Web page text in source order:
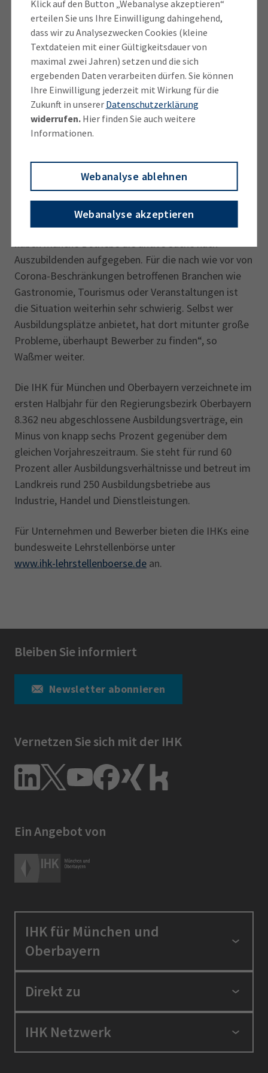
Klick auf den Button „Webanalyse akzeptieren“
erteilen Sie uns Ihre Einwilligung dahingehend,
dass wir zu Analysezwecken Cookies (kleine
Textdateien mit einer Gültigkeitsdauer von
maximal zwei Jahren) setzen und die sich
ergebenden Daten verarbeiten dürfen. Sie können
Ihre Einwilligung jederzeit mit Wirkung für die
Zukunft in unserer Datenschutzerklärung
widerrufen.Hier finden Sie auch weitere
Informationen.
Webanalyse ablehnen
Webanalyse akzeptieren
Schulabgänger auch eine Ausbildung antritt.“
Die Zahl der Bewerber um die freien
Ausbildungsplätze ist allerdings im Vergleich zu 2020
mit über 29 Prozent stark eingebrochen, so die Daten
der Arbeitsagentur. Bei der Anzahl der angebotenen
Lehrstellen verbuchte sie ein Minus von über acht
Prozent. Die Angaben beziehen sich dabei auf alle
Bereiche des Ausbildungsstellenmarkts, der neben
Dienstleistungen) auch das Handwerk, die freien
Berufe und den öffentlichen Dienst umfasst.
„Nachdem im vergangenen Ausbildungsjahr
unzählige Lehrstellen unbesetzt geblieben sind,
haben manche Betriebe die aktive Suche nach
Auszubildenden aufgegeben. Für die nach wie vor von
Corona-Beschränkungen betroffenen Branchen wie
Gastronomie, Tourismus oder Veranstaltungen ist
die Situation weiterhin sehr schwierig. Selbst wer
Ausbildungsplätze anbietet, hat dort mitunter große
Probleme, überhaupt Bewerber zu finden“, so
Waßmer weiter.
Die IHK für München und Oberbayern verzeichnete im
ersten Halbjahr für den Regierungsbezirk Oberbayern
8.362 neu abgeschlossene Ausbildungsverträge, ein
Minus von knapp sechs Prozent gegenüber dem
gleichen Vorjahreszeitraum. Sie steht für rund 60
Prozent aller Ausbildungsverhältnisse und betreut im
Landkreis rund 250 Ausbildungsbetriebe aus
Industrie, Handel und Dienstleistungen.
Für Unternehmen und Bewerber bieten die IHKs eine
bundesweite Lehrstellenbörse unter
www.ihk-lehrstellenboerse.de an.
Bleiben Sie informiert
Newsletter abonnieren
Vernetzen Sie sich mit der IHK
Ein Angebot von
IHK für München und
Oberbayern
Standortpolitik
Berufszugang
Direkt zu
Positionen
IHK Netzwerk